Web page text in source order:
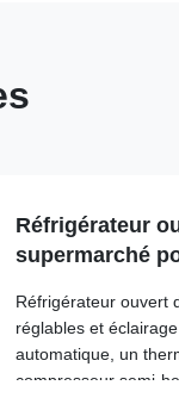
Réfrigérateur
supermarché
Réfrigérateur ouvert
réglables et
automatique, un
compresseur semi-